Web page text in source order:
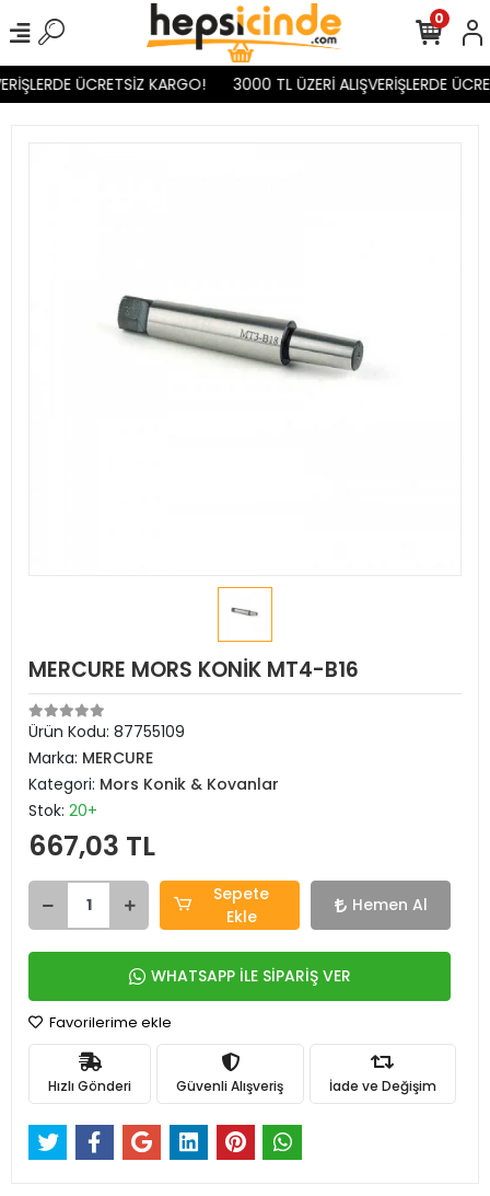
ÜCRETSİZ KARGO! 3000 TL ÜZERİ ALIŞVERİŞLERDE
0
MERCURE MORS KONİK MT4-B16
Ürün Kodu: 87755109
Marka: MERCURE
Kategori: Mors Konik & Kovanlar
Stok: 20+
667,03 TL
Sepete
Ekle
Hemen Al
WHATSAPP İLE SİPARİŞ VER
Favorilerime ekle
Hızlı Gönderi Güvenli Alışveriş İade ve Değişim